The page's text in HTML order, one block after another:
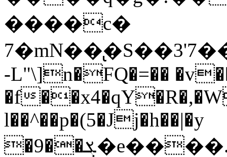
����c�
-L"\]n�FQ�=��
�f
l��^��p�(5�Jj�h��|�y
�9��ܮ�e����.^1F��*����qmÅB��ߢ��<�vrs���}o�|